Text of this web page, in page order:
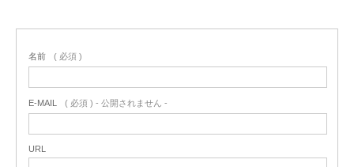
名前 ( 必須 )
E-MAIL ( 必須 ) - 公開されません -
URL